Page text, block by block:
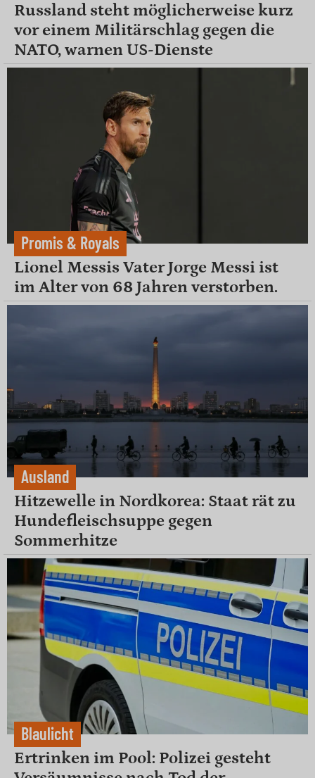
Russland steht möglicherweise kurz
vor einem Militärschlag gegen die
NATO, warnen US-Dienste
Promis & Royals
Lionel Messis Vater Jorge Messi ist
im Alter von 68 Jahren verstorben.
Ausland
Hitzewelle in Nordkorea: Staat rät zu
Hundefleischsuppe gegen
Sommerhitze
Blaulicht
Ertrinken im Pool: Polizei gesteht